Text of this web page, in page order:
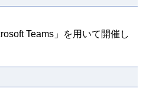
Teams」を用いて開催し